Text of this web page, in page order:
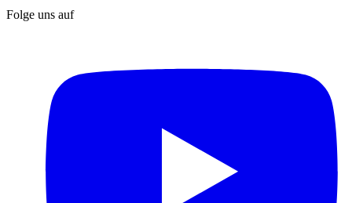
Folge uns auf